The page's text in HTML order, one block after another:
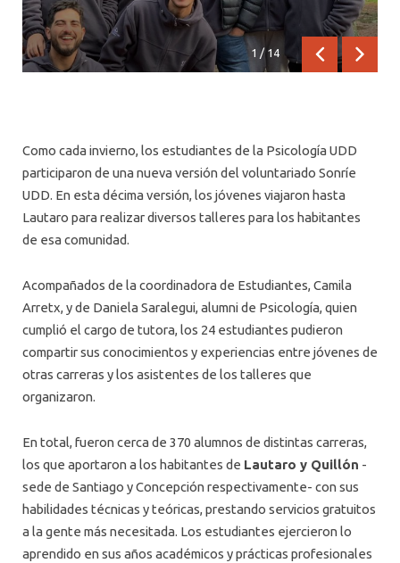
1 / 14
Anterior
Como cada invierno, los estudiantes de la Psicología UDD
participaron de una nueva versión del voluntariado Sonríe
UDD. En esta décima versión, los jóvenes viajaron hasta
Lautaro para realizar diversos talleres para los habitantes
de esa comunidad.
Acompañados de la coordinadora de Estudiantes, Camila
Arretx, y de Daniela Saralegui, alumni de Psicología, quien
cumplió el cargo de tutora, los 24 estudiantes pudieron
compartir sus conocimientos y experiencias entre jóvenes de
otras carreras y los asistentes de los talleres que
organizaron.
En total, fueron cerca de 370 alumnos de distintas carreras,
los que aportaron a los habitantes de Lautaro y Quillón -
sede de Santiago y Concepción respectivamente- con sus
habilidades técnicas y teóricas, prestando servicios gratuitos
a la gente más necesitada. Los estudiantes ejercieron lo
aprendido en sus años académicos y prácticas profesionales